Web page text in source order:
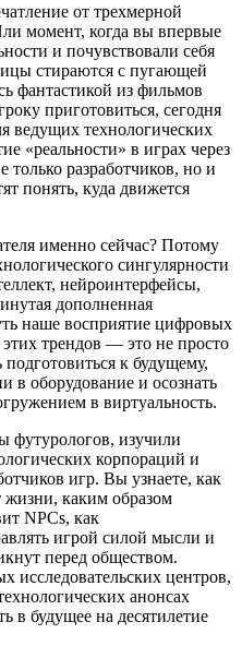
от трехмерной
момент, когда вы впервые
и почувствовали себя
стираются с пугающей
фантастикой из фильмов
приготовиться, сегодня
ведущих технологических
«реальности» в играх через
только разработчиков, но и
понять, куда движется
именно сейчас? Потому
сингулярности
нейроинтерфейсы,
дополненная
наше восприятие цифровых
трендов — это не просто
к будущему,
в оборудование и осознать
в виртуальность.
футурологов, изучили
корпораций и
игр. Вы узнаете, как
жизни, каким образом
NPCs, как
игрой силой мысли и
перед обществом.
исследовательских центров,
анонсах
в будущее на десятилетие